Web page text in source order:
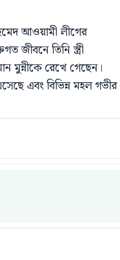
আওয়ামী লীগের
জীবনে তিনি স্ত্রী
মুন্নীকে রেখে গেছেন।
এবং বিভিন্ন মহল গভীর